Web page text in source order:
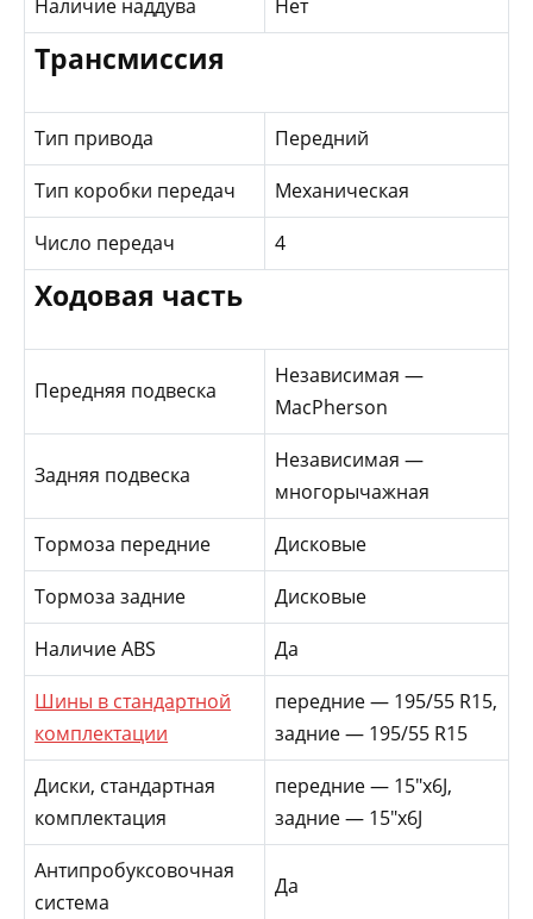
Наличие наддува Нет
Трансмиссия
Тип привода
Передний
Тип коробки передач
Механическая
Число передач
4
Ходовая часть
Передняя подвеска
Независимая —
MacPherson
Задняя подвеска
Независимая —
многорычажная
Тормоза передние
Дисковые
Тормоза задние
Дисковые
Наличие ABS
Да
Шины в стандартной
комплектации
передние — 195/55 R15,
задние — 195/55 R15
Диски, стандартная
комплектация
передние — 15″x6J,
задние — 15″x6J
Антипробуксовочная
система
Да